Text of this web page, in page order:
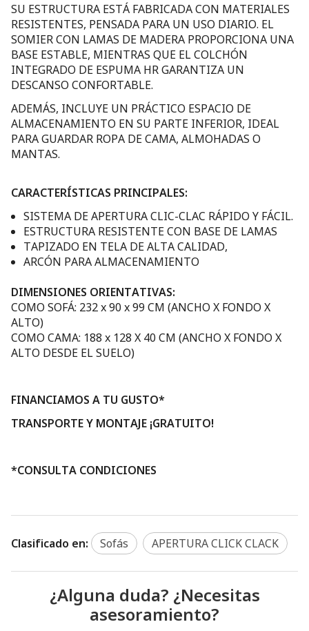
SU ESTRUCTURA ESTÁ FABRICADA CON MATERIALES
RESISTENTES, PENSADA PARA UN USO DIARIO. EL
SOMIER CON LAMAS DE MADERA PROPORCIONA UNA
BASE ESTABLE, MIENTRAS QUE EL COLCHÓN
INTEGRADO DE ESPUMA HR GARANTIZA UN
DESCANSO CONFORTABLE.
ADEMÁS, INCLUYE UN PRÁCTICO ESPACIO DE
ALMACENAMIENTO EN SU PARTE INFERIOR, IDEAL
PARA GUARDAR ROPA DE CAMA, ALMOHADAS O
MANTAS.
CARACTERÍSTICAS PRINCIPALES:
SISTEMA DE APERTURA CLIC-CLAC RÁPIDO Y FÁCIL.
ESTRUCTURA RESISTENTE CON BASE DE LAMAS
TAPIZADO EN TELA DE ALTA CALIDAD,
ARCÓN PARA ALMACENAMIENTO
DIMENSIONES ORIENTATIVAS:
COMO SOFÁ: 232 x 90 x 99 CM (ANCHO X FONDO X
ALTO)
COMO CAMA: 188 x 128 X 40 CM (ANCHO X FONDO X
ALTO DESDE EL SUELO)
FINANCIAMOS A TU GUSTO*
TRANSPORTE Y MONTAJE ¡GRATUITO!
*CONSULTA CONDICIONES
Clasificado en: Sofás APERTURA CLICK CLACK
¿Alguna duda? ¿Necesitas
asesoramiento?